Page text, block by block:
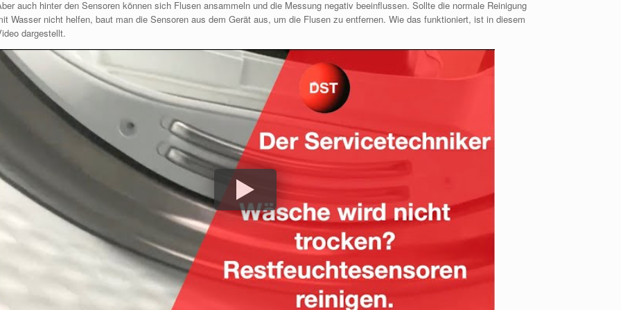
auch hinter denSensoren können sich Flusen ansammeln und die Messung negativ beeinflussen. Sollte die normale Reinigung
Wasser nicht helfen, baut man die Sensoren aus dem Gerätaus, um die Flusen zu entfernen. Wie das funktioniert, ist in diesem
dargestellt.